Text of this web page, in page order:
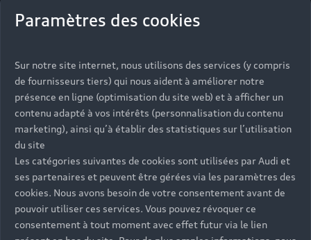
jamais en mouvement pour assurer en
Table
Formules de financement
Particuliers
Professionnels
Crédit classique
Paramètres des cookies
Sur notre site internet, nous utilisons des services (y compris
de fournisseurs tiers) qui nous aident à améliorer notre
présence en ligne (optimisation du site web) et à afficher un
contenu adapté à vos intérêts (personnalisation du contenu
marketing), ainsi qu’à établir des statistiques sur l’utilisation
du site
Les catégories suivantes de cookies sont utilisées par Audi et
ses partenaires et peuvent être gérées via les paramètres des
cookies. Nous avons besoin de votre consentement avant de
pouvoir utiliser ces services. Vous pouvez révoquer ce
consentement à tout moment avec effet futur via le lien